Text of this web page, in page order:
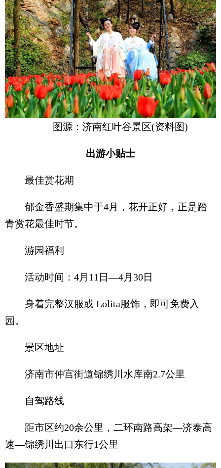
图源：济南红叶谷景区(资料图)
出游小贴士
最佳赏花期
郁金香盛期集中于4月，花开正好，正是踏
青赏花最佳时节。
游园福利
活动时间：4月11日—4月30日
身着完整汉服或 Lolita服饰，即可免费入
园。
景区地址
济南市仲宫街道锦绣川水库南2.7公里
自驾路线
距市区约20余公里，二环南路高架—济泰高
速—锦绣川出口东行1公里